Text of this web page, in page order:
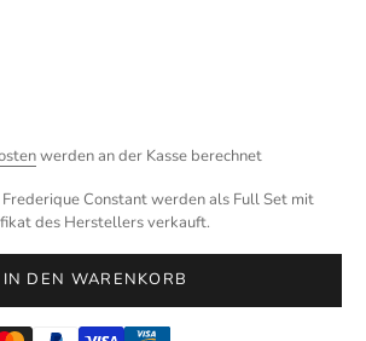
werden an der Kasse berechnet
Constant werden als Full Set mit
des Herstellers verkauft.
IN DEN WARENKORB